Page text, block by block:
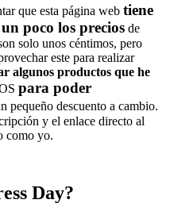
que esta página web tiene
poco los precios de
solo unos céntimos, pero
este para realizar
algunos productos que he
para poder
pequeño descuento a cambio.
y el enlace directo al
como yo.
Day?